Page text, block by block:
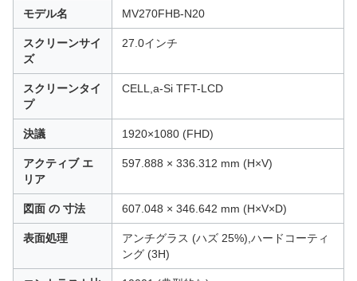
モデル名 MV270FHB-N20
スクリーンサイ
ズ
27.0インチ
スクリーンタイ
プ
CELL,a-Si TFT-LCD
決議 1920×1080 (FHD)
アクティブ エ
リア
597.888 × 336.312 mm (H×V)
図面 の 寸法 607.048 × 346.642 mm (H×V×D)
表面処理
アンチグラス (ハズ 25%),ハードコーティ
ング (3H)